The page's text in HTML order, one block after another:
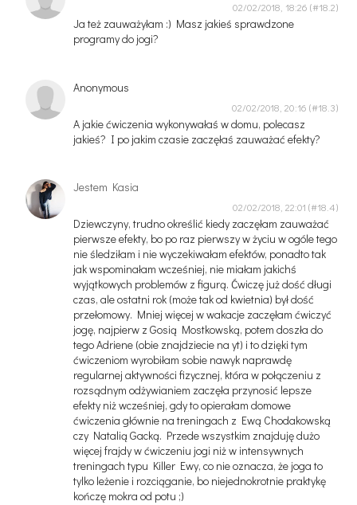
02/02/2018, 18:26
Ja też zauważyłam :) Masz jakieś sprawdzone
programy do jogi?
Anonymous
02/02/2018, 20:16
A jakie ćwiczenia wykonywałaś w domu, polecasz
jakieś? I po jakim czasie zaczęłaś zauważać efekty?
Jestem Kasia
02/02/2018, 22:01
Dziewczyny, trudno określić kiedy zaczęłam zauważać
pierwsze efekty, bo po raz pierwszy w życiu w ogóle tego
nie śledziłam i nie wyczekiwałam efektów, ponadto tak
jak wspominałam wcześniej, nie miałam jakichś
wyjątkowych problemów z figurą. Ćwiczę już dość długi
czas, ale ostatni rok (może tak od kwietnia) był dość
przełomowy. Mniej więcej w wakacje zaczęłam ćwiczyć
jogę, najpierw z Gosią Mostkowską, potem doszła do
tego Adriene (obie znajdziecie na yt) i to dzięki tym
ćwiczeniom wyrobiłam sobie nawyk naprawdę
regularnej aktywności fizycznej, która w połączeniu z
rozsądnym odżywianiem zaczęła przynosić lepsze
efekty niż wcześniej, gdy to opierałam domowe
ćwiczenia głównie na treningach z Ewą Chodakowską
czy Natalią Gacką. Przede wszystkim znajduję dużo
więcej frajdy w ćwiczeniu jogi niż w intensywnych
treningach typu Killer Ewy, co nie oznacza, że joga to
tylko leżenie i rozciąganie, bo niejednokrotnie praktykę
kończę mokra od potu ;)